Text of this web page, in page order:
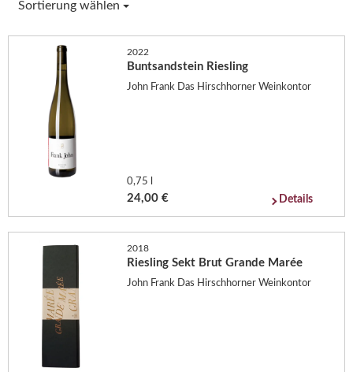
Sortierung wählen
2022
Buntsandstein Riesling
John Frank Das Hirschhorner Weinkontor
0,75 l
24,00 € Details
2018
Riesling Sekt Brut Grande Marée
John Frank Das Hirschhorner Weinkontor